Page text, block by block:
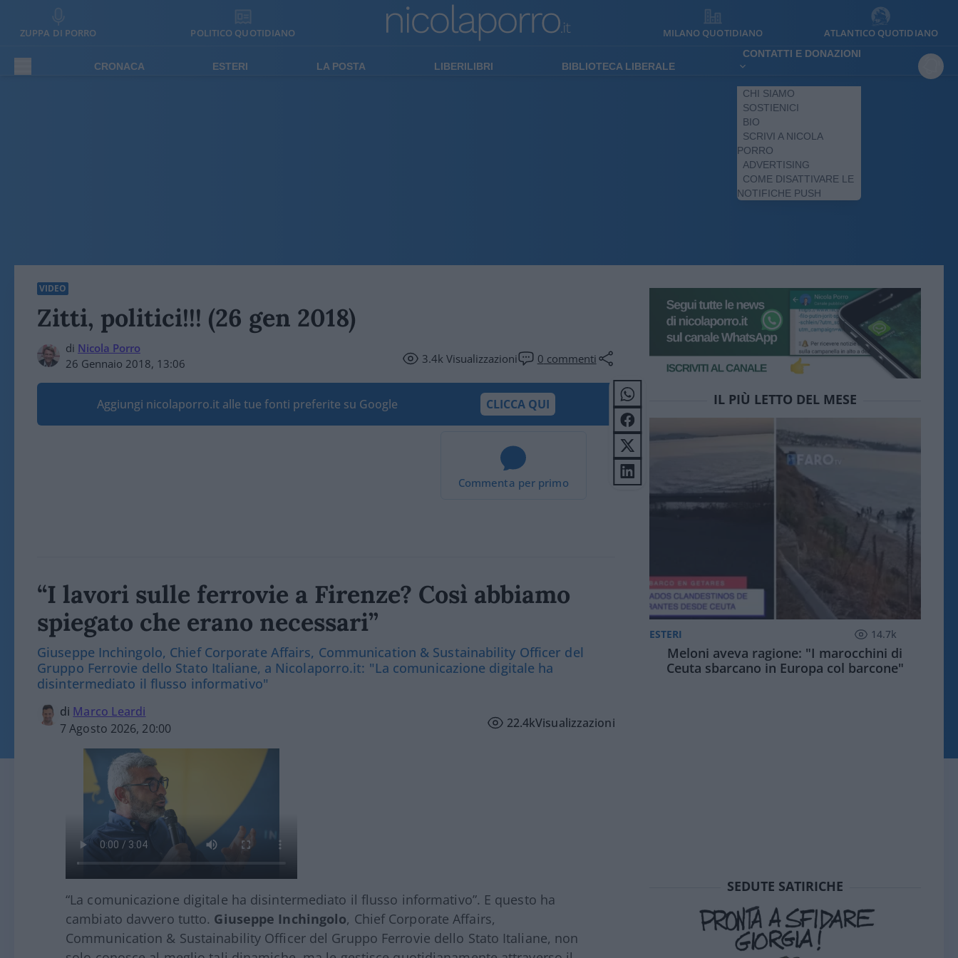
ZUPPA DI PORRO POLITICO QUOTIDIANO MILANO QUOTIDIANO ATLANTICO QUOTIDIANO
CRONACA ESTERI LA POSTA LIBERILIBRI BIBLIOTECA LIBERALE
CONTATTI E DONAZIONI
CHI SIAMO
SOSTIENICI
BIO
SCRIVI A NICOLA
PORRO
ADVERTISING
COME DISATTIVARE LE
NOTIFICHE PUSH
VIDEO
Zitti, politici!!! (26 gen 2018)
di Nicola Porro
26 Gennaio 2018, 13:06
3.4kVisualizzazioni 0 commenti
Aggiungi nicolaporro.it alle tue fonti preferite su Google CLICCA QUI
Commenta per primo
“I lavori sulle ferrovie a Firenze? Così abbiamo
spiegato che erano necessari”
Giuseppe Inchingolo, Chief Corporate Affairs, Communication & Sustainability Officer del
Gruppo Ferrovie dello Stato Italiane, a Nicolaporro.it: "La comunicazione digitale ha
disintermediato il flusso informativo"
di Marco Leardi
7 Agosto 2026, 20:00
22.4kVisualizzazioni
“La comunicazione digitale ha disintermediato il flusso informativo”. E questo ha
cambiato davvero tutto. Giuseppe Inchingolo, Chief Corporate Affairs,
Communication & Sustainability Officer del Gruppo Ferrovie dello Stato Italiane, non
IL PIÙ LETTO DEL MESE
ESTERI 14.7k
Meloni aveva ragione: "I marocchini di
Ceuta sbarcano in Europa col barcone"
SEDUTE SATIRICHE